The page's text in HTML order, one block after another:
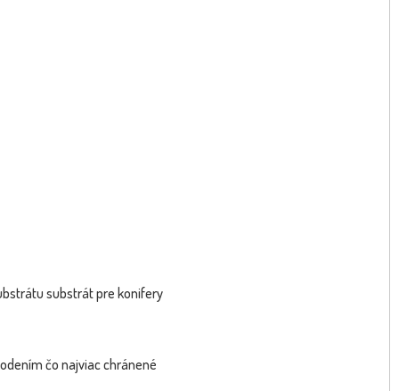
substrát pre konifery
čo najviac chránené